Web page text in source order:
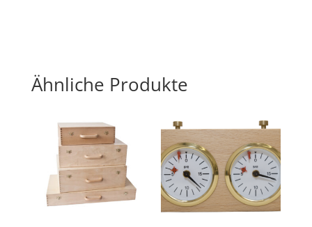
Ähnliche Produkte